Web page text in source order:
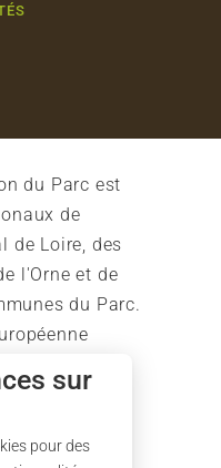
du Parc est
de
de Loire, des
l'Orne et de
du Parc.
du Parc.
sur
pour des